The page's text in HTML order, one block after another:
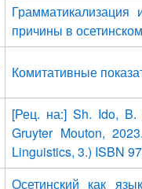
Грамматикализация
причины в
Комитативные
[Рец. на:] Sh. Ido, B.
Gruyter Mouton,
Linguistics, 3.) ISBN
Осетинский как